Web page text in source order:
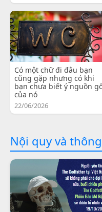
Có một chữ đi đâu bạn
cũng gặp nhưng có khi
bạn chưa biết ý nguồn
của nó
22/06/2026
Nội quy và